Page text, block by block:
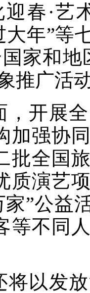
春·艺
大年”等
家和
推广活
，开展
加强协
批全国
质演艺
家”公益
等不同
将以发